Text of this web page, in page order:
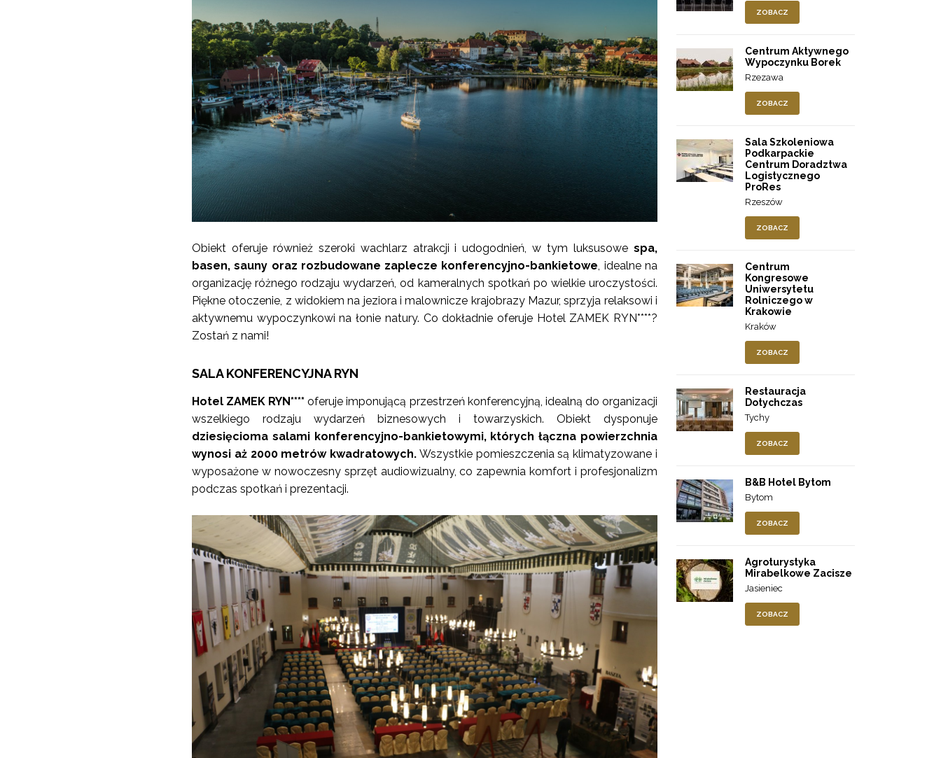
Obiekt oferuje również szeroki wachlarz atrakcji i udogodnień, w tym luksusowe spa,
basen, sauny oraz rozbudowane zaplecze konferencyjno-bankietowe, idealne na
organizację różnego rodzaju wydarzeń, od kameralnych spotkań po wielkie uroczystości.
Piękne otoczenie, z widokiem na jeziora i malownicze krajobrazy Mazur, sprzyja relaksowi i
aktywnemu wypoczynkowi na łonie natury. Co dokładnie oferuje Hotel ZAMEK RYN****?
Zostań z nami!
SALA KONFERENCYJNA RYN
Hotel ZAMEK RYN****oferuje imponującą przestrzeń konferencyjną, idealną do organizacji
wszelkiego rodzaju wydarzeń biznesowych i towarzyskich. Obiekt dysponuje
dziesięcioma salami konferencyjno-bankietowymi, których łączna powierzchnia
wynosi aż 2000 metrów kwadratowych. Wszystkie pomieszczenia są klimatyzowane i
wyposażone w nowoczesny sprzęt audiowizualny, co zapewnia komfort i profesjonalizm
podczas spotkań i prezentacji.
ZOBACZ
Centrum Aktywnego
Wypoczynku Borek
Rzezawa
ZOBACZ
Sala Szkoleniowa
Podkarpackie
Centrum Doradztwa
Logistycznego
ProRes
Rzeszów
ZOBACZ
Centrum
Kongresowe
Uniwersytetu
Rolniczego w
Krakowie
Kraków
ZOBACZ
Restauracja
Dotychczas
Tychy
ZOBACZ
B&B Hotel Bytom
Bytom
ZOBACZ
Agroturystyka
Mirabelkowe Zacisze
Jasieniec
ZOBACZ